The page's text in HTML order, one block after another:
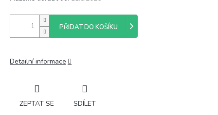
PŘIDAT DO KOŠÍKU
Detailní informace
ZEPTAT SE SDÍLET